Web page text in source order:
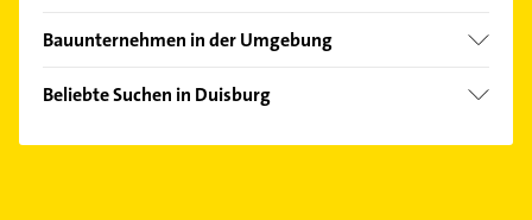
Bezirk Duisburg-Mitte
Bezirk Hamborn
Bauunternehmen in der Umgebung
Oberhausen Rheinland
Bottrop
Beliebte Suchen in Duisburg